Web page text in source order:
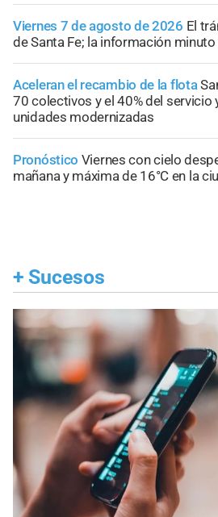
Viernes 7 de agosto de 2026 El
de Santa Fe; la información
Aceleran el recambio de la flota
70 colectivos y el 40% del servicio
unidades modernizadas
Pronóstico Viernes con cielo
mañana y máxima de 16°C en la
+ Sucesos